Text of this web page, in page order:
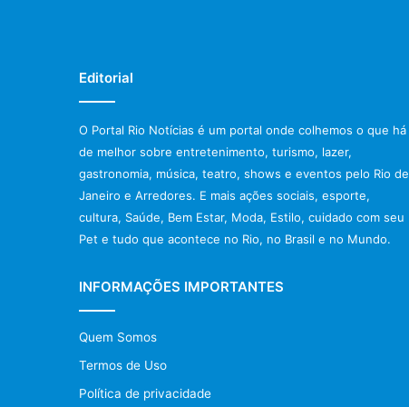
Editorial
O Portal Rio Notícias é um portal onde colhemos o que há
de melhor sobre entretenimento, turismo, lazer,
gastronomia, música, teatro, shows e eventos pelo Rio de
Janeiro e Arredores. E mais ações sociais, esporte,
cultura, Saúde, Bem Estar, Moda, Estilo, cuidado com seu
Pet e tudo que acontece no Rio, no Brasil e no Mundo.
INFORMAÇÕES IMPORTANTES
Quem Somos
Termos de Uso
Política de privacidade